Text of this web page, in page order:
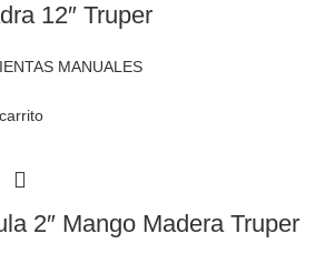
12″ Truper
MANUALES
2″ Mango Madera Truper